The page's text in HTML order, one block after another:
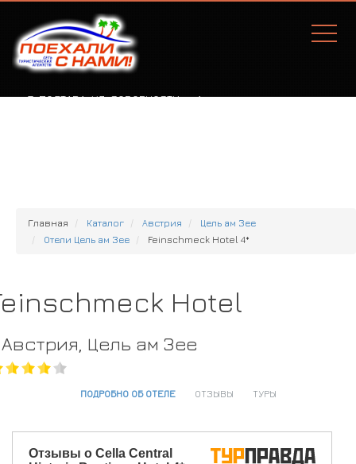
Г. ПОЛТАВА, УЛ. СОБОРНОСТИ, 77А
Главная Каталог Австрия
Цель ам Зее
Отели Цель ам Зее
Feinschmeck Hotel 4*
Hotel
Австрия, Цель ам Зее
ПОДРОБНО ОБ ОТЕЛЕ ОТЗЫВЫ ТУРЫ